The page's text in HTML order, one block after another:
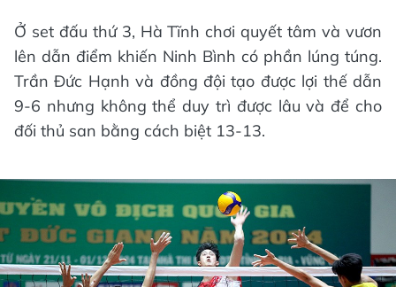
Ở set đấu thứ 3, Hà Tĩnh chơi quyết tâm và vươn
lên dẫn điểm khiến Ninh Bình có phần lúng túng.
Trần Đức Hạnh và đồng đội tạo được lợi thế dẫn
9-6 nhưng không thể duy trì được lâu và để cho
đối thủ san bằng cách biệt 13-13.